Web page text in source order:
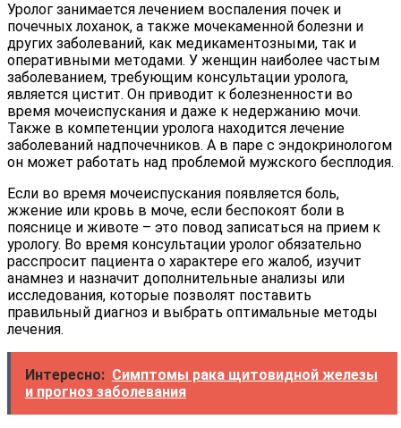
Уролог занимается лечением воспаления почек и
почечных лоханок, а также мочекаменной болезни и
других заболеваний, как медикаментозными, так и
оперативными методами. У женщин наиболее частым
заболеванием, требующим консультации уролога,
является цистит. Он приводит к болезненности во
время мочеиспускания и даже к недержанию мочи.
Также в компетенции уролога находится лечение
заболеваний надпочечников. А в паре с эндокринологом
он может работать над проблемой мужского бесплодия.
Если во время мочеиспускания появляется боль,
жжение или кровь в моче, если беспокоят боли в
пояснице и животе – это повод записаться на прием к
урологу. Во время консультации уролог обязательно
расспросит пациента о характере его жалоб, изучит
анамнез и назначит дополнительные анализы или
исследования, которые позволят поставить
правильный диагноз и выбрать оптимальные методы
лечения.
Интересно: Симптомы рака щитовидной железы
и прогноз заболевания